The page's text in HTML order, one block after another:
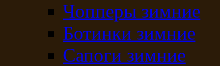
Чопперы зимние
Ботинки зимние
Сапоги зимние